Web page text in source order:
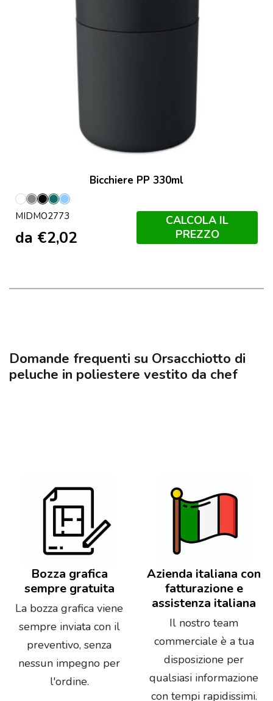
Bicchiere PP 330ml
Bianco
Grigio
NeroPetrolio
Blu
Bambino
MIDMO2773
da €2,02
CALCOLA IL
PREZZO
Domande frequenti su Orsacchiotto di
peluche in poliestere vestito da chef
Bozza grafica
sempre gratuita
La bozza grafica viene
sempre inviata con il
preventivo, senza
nessun impegno per
l'ordine.
Azienda italiana con
fatturazione e
assistenza italiana
Il nostro team
commerciale è a tua
disposizione per
qualsiasi informazione
con tempi rapidissimi.